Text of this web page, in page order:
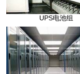
UPS电池组